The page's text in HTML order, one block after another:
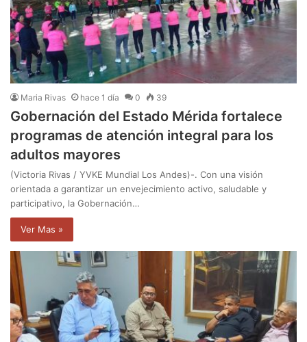
Maria Rivas hace 1 día 0 39
Gobernación del Estado Mérida fortalece
programas de atención integral para los
adultos mayores
(Victoria Rivas / YVKE Mundial Los Andes)-. Con una visión
orientada a garantizar un envejecimiento activo, saludable y
participativo, la Gobernación…
Ver Mas »